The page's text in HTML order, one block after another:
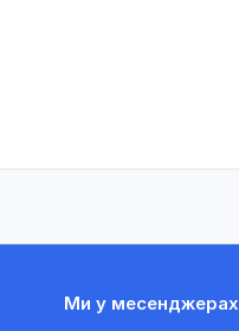
Ми у месенджерах